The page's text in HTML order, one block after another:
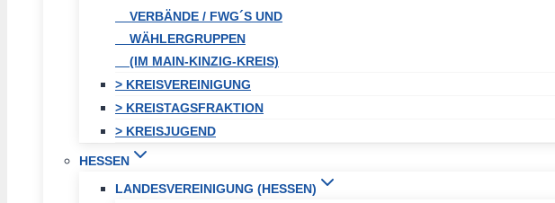
VERBÄNDE / FWG´S UND
WÄHLERGRUPPEN
(IM MAIN-KINZIG-KREIS)
> KREISVEREINIGUNG
> KREISTAGSFRAKTION
> KREISJUGEND
HESSEN
LANDESVEREINIGUNG (HESSEN)